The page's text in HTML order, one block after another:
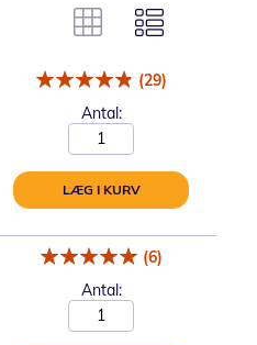
(29)
Antal:
LÆG I KURV
(6)
Antal: